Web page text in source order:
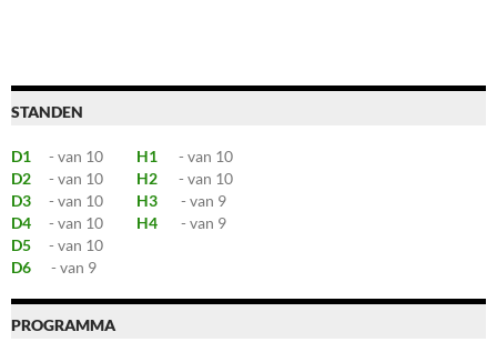
STANDEN
D1 - van 10 H1
- van 10
D2
- van 10 H2
- van 10
D3
- van 10 H3
- van 9
D4
- van 10 H4
- van 9
D5
- van 10
D6
- van 9
PROGRAMMA